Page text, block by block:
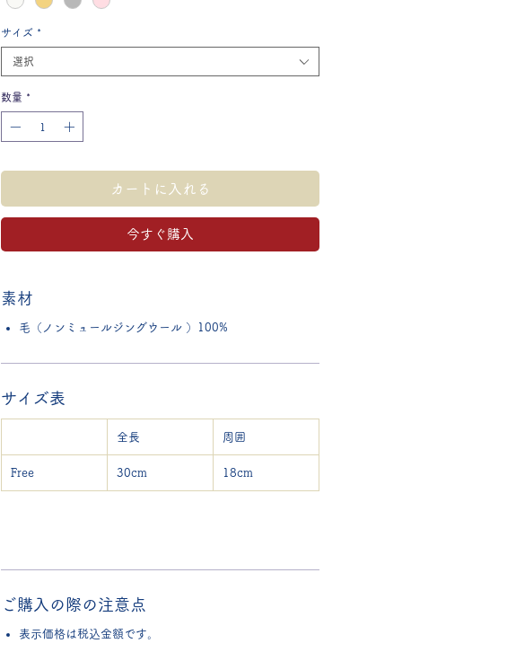
サイズ *
選択
数量 *
カートに入れる
今すぐ購入
素材
毛（ノンミュールジングウール ）100%
サイズ表
全長 周囲
Free 30cm 18cm
ご購入の際の注意点
表示価格は税込金額です。